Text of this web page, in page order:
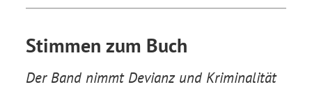
Stimmen zum Buch
Der Band nimmt Devianz und Kriminalität